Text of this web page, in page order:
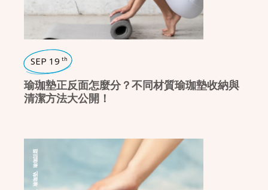
SEP 19 th
瑜珈墊正反面怎麼分？不同材質瑜珈墊收納與
清潔方法大公開！
瑜珈墊
瑜珈話題